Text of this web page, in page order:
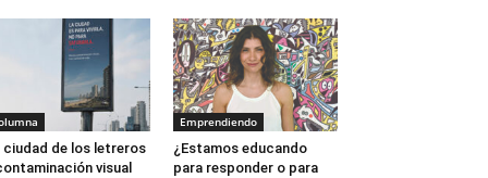
ciudad de los letreros
visual
Emprendiendo
¿Estamos educando
para responder o para